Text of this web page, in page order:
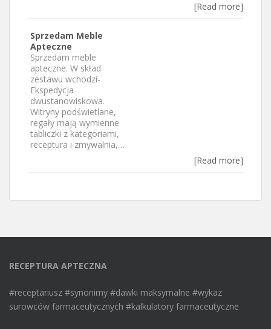
[Read more]
Sprzedam Meble
Apteczne
Sprzedam meble
apteczne. W skład
zestawu wchodzi-
Ekspedycja
dwustanowiskowa.
Witryny podświetlane,
regały mają wymienne
tabliczki z kategoriami,
receptura i zmywalnia,…
[Read more]
RECEPTURA APTECZNA
#receptariusz #synonimy #dawki maksymalne #wykaz
surowców farmaceutycznych #kalkulatory farmaceutyczne